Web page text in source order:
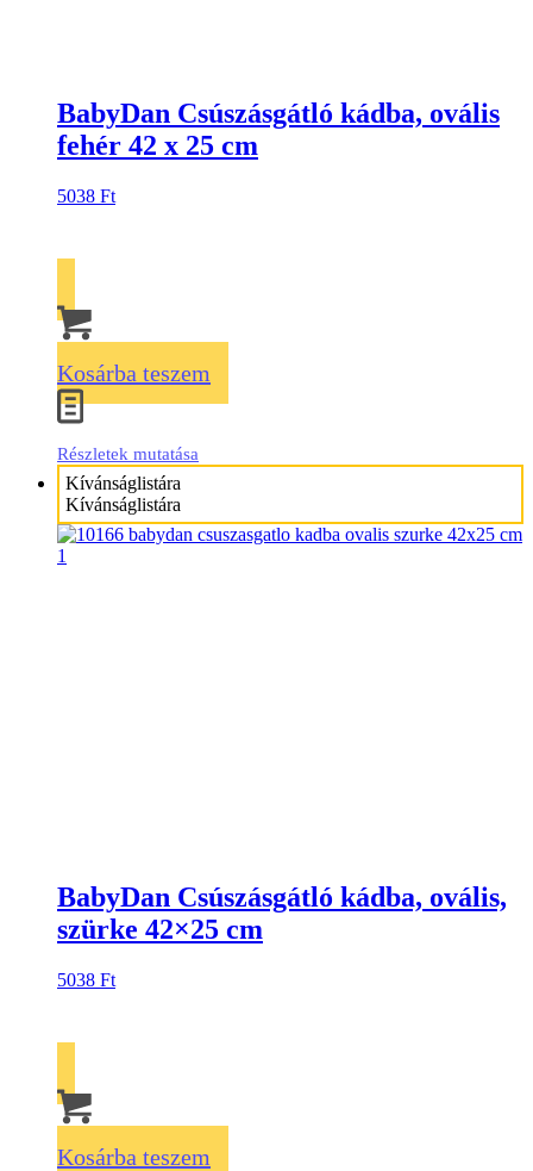
BabyDan Csúszásgátló kádba, ovális
fehér 42 x 25 cm
5038 Ft
Kosárba teszem
Részletek mutatása
Kívánságlistára
Kívánságlistára
BabyDan Csúszásgátló kádba, ovális,
szürke 42×25 cm
5038 Ft
Kosárba teszem